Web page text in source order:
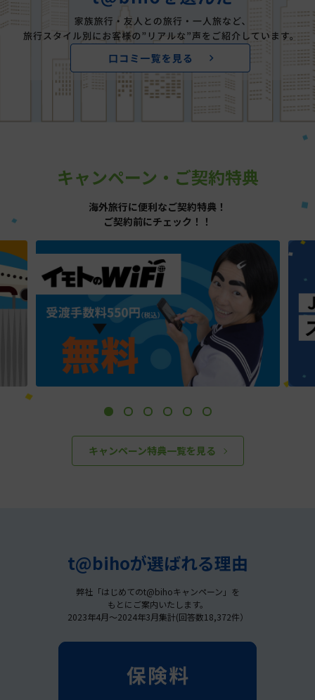
キャンペーン・ご契約特典
海外旅行に便利なご契約特典！
ご契約前にチェック！！
キャンペーン特典一覧を見る
t@bihoが選ばれる理由
弊社「はじめてのt@bihoキャンペーン」を
もとにご案内いたします。
2023年4月～2024年3月集計(回答数18,372件）